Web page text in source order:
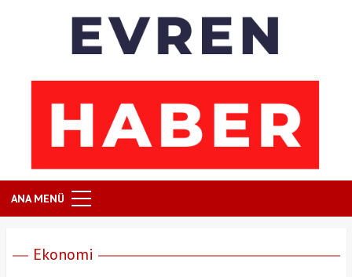
ANA MENÜ
Ekonomi